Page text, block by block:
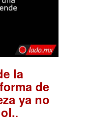
la
de
ya no
.